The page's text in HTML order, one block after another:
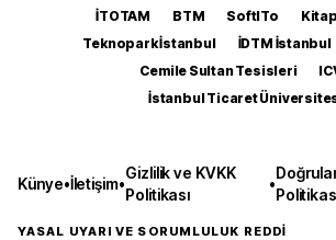
İTOTAM BTM SoftITo
Teknopark İstanbul
İDTM İstanbul
Cemile Sultan Tesisleri
İstanbul Ticaret
Künye•İletişim•
Gizlilik ve KVKK
Politikası
•
YASAL UYARI VE SORUMLULUK REDDİ